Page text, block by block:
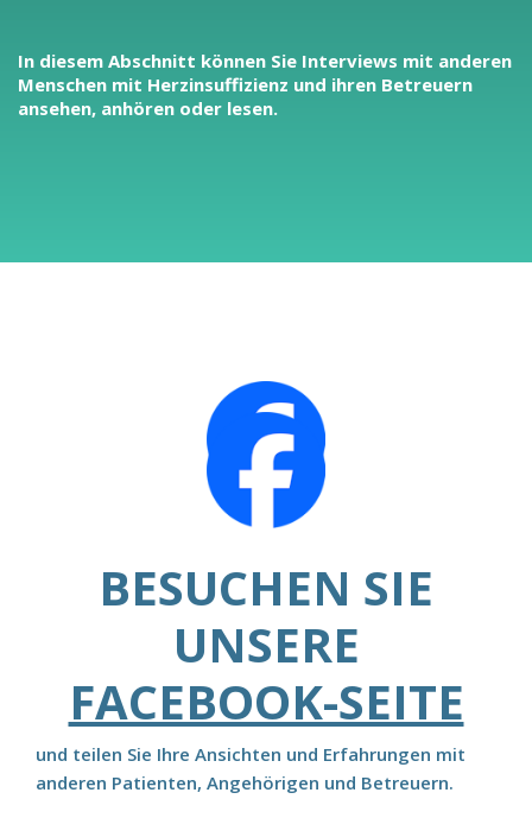
In diesem Abschnitt können Sie Interviews mit anderen
Menschen mit Herzinsuffizienz und ihren Betreuern
ansehen, anhören oder lesen.
BESUCHEN SIE
UNSERE
FACEBOOK-SEITE
und teilen Sie Ihre Ansichten und Erfahrungen mit
anderen Patienten, Angehörigen und Betreuern.